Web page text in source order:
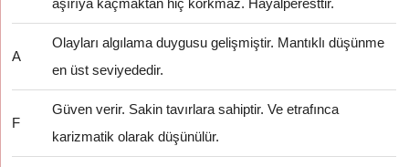
aşırıya kaçmaktan hiç korkmaz. Hayalperesttir.
A
Olayları algılama duygusu gelişmiştir. Mantıklı düşünme
en üst seviyededir.
F
Güven verir. Sakin tavırlara sahiptir. Ve etrafınca
karizmatik olarak düşünülür.